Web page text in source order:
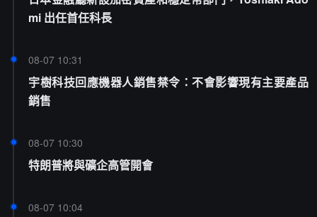
mi 出任首任科長
08-07 10:31
宇樹科技回應機器人銷售禁令：不會影響現有主要產品
銷售
08-07 10:30
特朗普將與礦企高管開會
08-07 10:04